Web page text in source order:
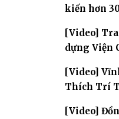
kiến hơn
[Video]
dựng Viện
[Video]
Thích Trí
[Video]